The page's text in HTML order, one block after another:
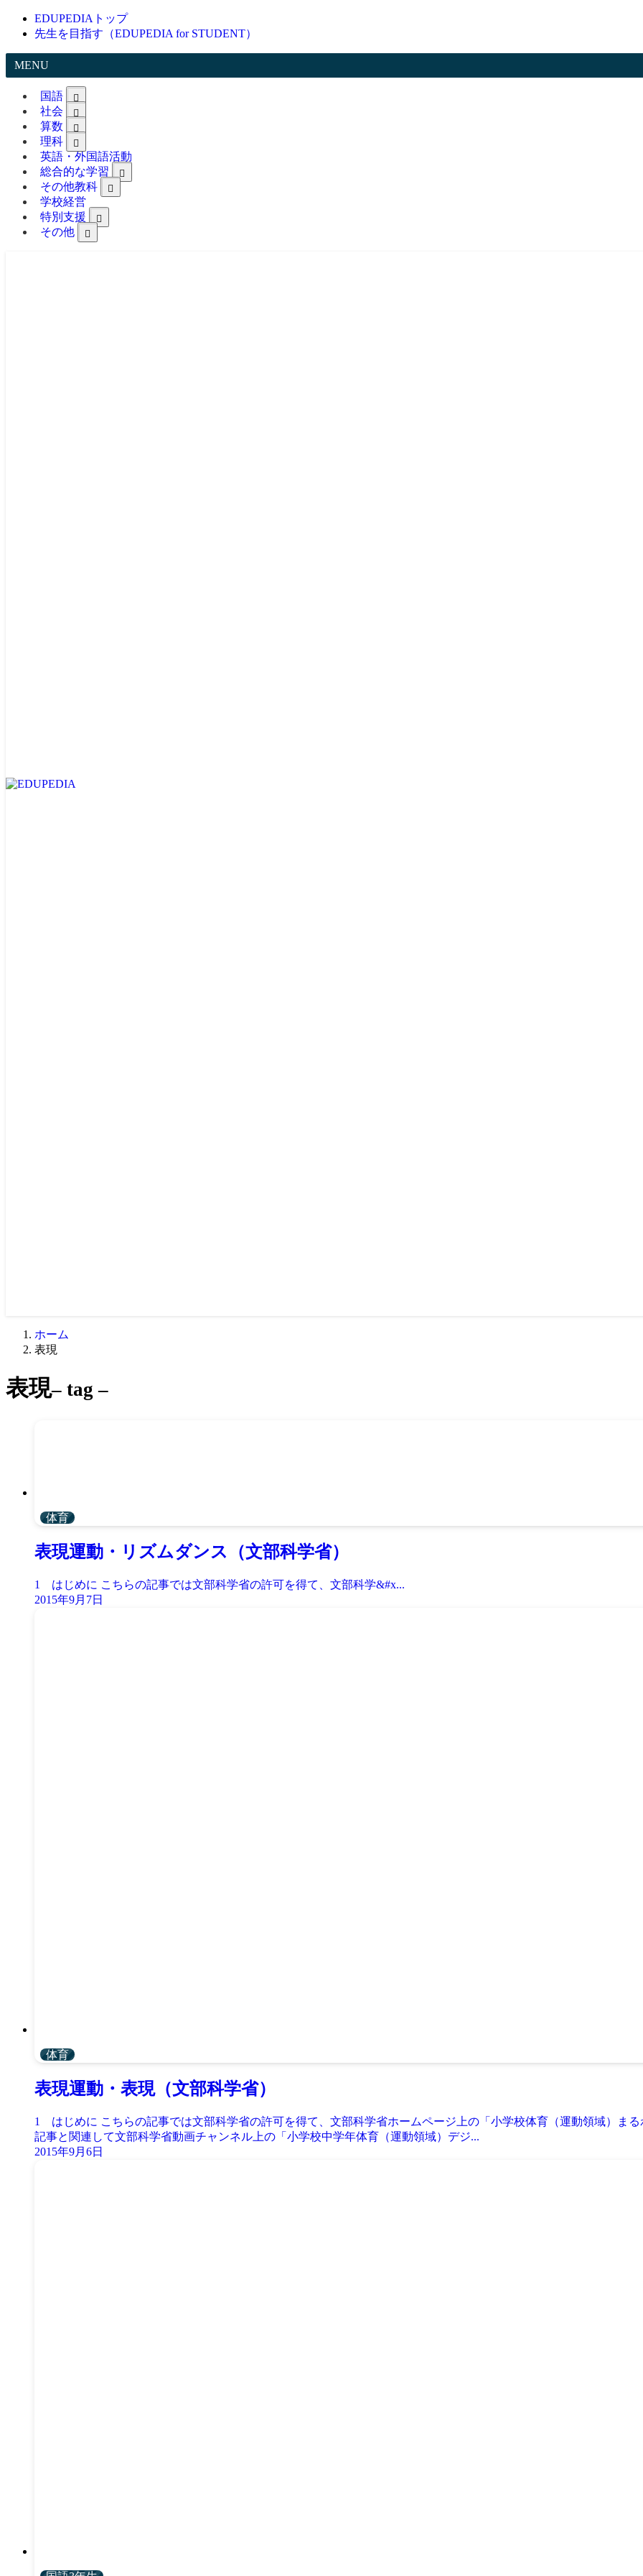
EDUPEDIAトップ
先生を目指す（EDUPEDIA for STUDENT）
MENU
国語
社会
算数
理科
英語・外国語活動
総合的な学習
その他教科
学校経営
特別支援
その他
ホーム
表現
表現– tag –
体育
表現運動・リズムダンス（文部科学省）
1 はじめに こちらの記事では文部科学省の許可を得て、文部科学&#x...
2015年9月7日
体育
表現運動・表現（文部科学省）
1 はじめに こちらの記事では文部科学省の許可を得て、文部科学省ホームページ上の「小学校体育（運動領域）ま
記事と関連して文部科学省動画チャンネル上の「小学校中学年体育（運動領域）デジ...
2015年9月6日